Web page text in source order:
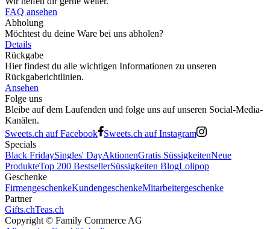
FAQ ansehen
Abholung
Möchtest du deine Ware bei uns abholen?
Details
Rückgabe
Hier findest du alle wichtigen Informationen zu unseren
Rückgaberichtlinien.
Ansehen
Folge uns
Bleibe auf dem Laufenden und folge uns auf unseren Social-Media-
Kanälen.
Sweets.ch auf Facebook
Sweets.ch auf Instagram
Specials
Black FridaySingles' DayAktionenGratis SüssigkeitenNeue
ProdukteTop 200 BestsellerSüssigkeiten BlogLolipop
Geschenke
FirmengeschenkeKundengeschenkeMitarbeitergeschenke
Partner
Gifts.chTeas.ch
Copyright © Family Commerce AG